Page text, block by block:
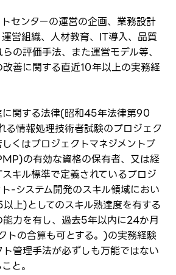
センターの運営の企画、業務設計
営組織、人材教育、IT導入、品質
の評価手法、また運営モデル等、
善に関する直近10年以上の実務経
関する法律(昭和45年法律第90
る情報処理技術者試験のプロジェク
くはプロジェクトマネジメントプ
の有効な資格の保有者、又は経
キル標準で定義されているプロジ
-システム開発のスキル領域におい
上)としてのスキル熟達度を有する
力を有し、過去5年以内に24か月
トの合算も可とする。)の実務経験
管理手法が必ずしも万能ではない
と。